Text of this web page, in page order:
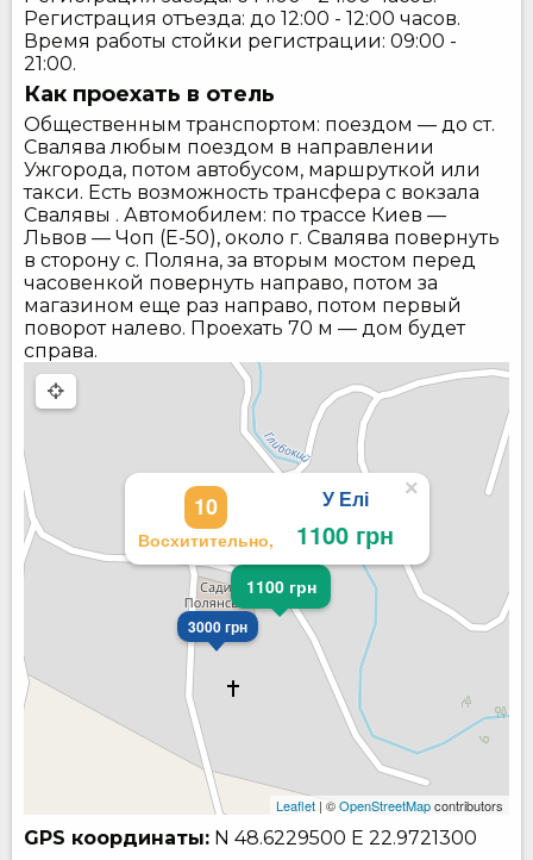
Регистрация отъезда: до 12:00 - 12:00 часов.
Время работы стойки регистрации: 09:00 -
21:00.
Как проехать в отель
Общественным транспортом: поездом — до ст.
Свалява любым поездом в направлении
Ужгорода, потом автобусом, маршруткой или
такси. Есть возможность трансфера с вокзала
Свалявы . Автомобилем: по трассе Киев —
Львов — Чоп (Е-50), около г. Свалява повернуть
в сторону с. Поляна, за вторым мостом перед
часовенкой повернуть направо, потом за
магазином еще раз направо, потом первый
поворот налево. Проехать 70 м — дом будет
справа.
3000 грн
1100 грн
Восхитительно,
10 У Елі
1100 грн
×
Leaflet | ©OpenStreetMapcontributors
GPS координаты: N 48.6229500 E 22.9721300